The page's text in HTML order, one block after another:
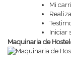
Mi
Iniciar
Maquinaria de